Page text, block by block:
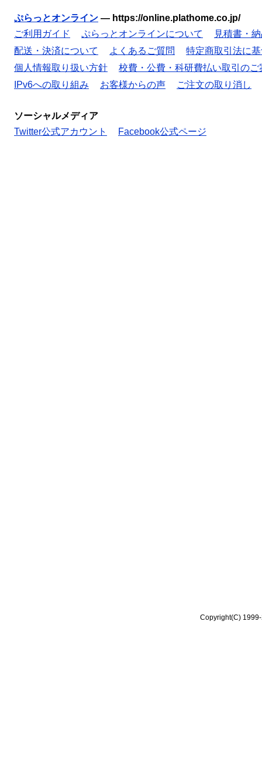
ぷらっとオンライン — https://online.plathome.co.jp/
ご利用ガイド
ぷらっとオンラインについて
見積書・
配送・決済について
よくあるご質問
特定商取引法に
個人情報取り扱い方針
校費・公費・科研費払い取引のご
IPv6への取り組み
お客様からの声 ご注文の取り消し
ソーシャルメディア
Twitter公式アカウント
Facebook公式ページ
Copyright(C)